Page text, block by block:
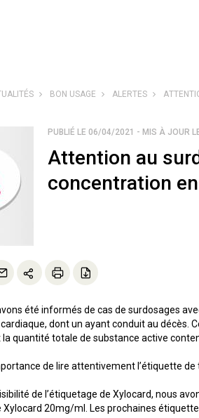
BON USAGE ALERTES
PUBLIÉ LE 06/04/2021 - MIS À JOUR
Attention au
concentration
été informés de cas de surdosages
dont un ayant conduit au décès.
quantité totale de substance active
de lire attentivement l’étiquette
de l’étiquetage de Xylocard, nous
Xylocard 20mg/ml. Les prochaines